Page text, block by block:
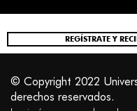
REGÍSTRATE Y
© Copyright 2022
derechos reservados.